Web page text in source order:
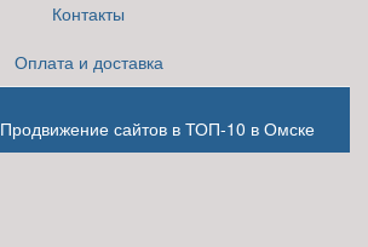
Контакты
Оплата и доставка
Продвижение сайтов в ТОП-10 в Омске